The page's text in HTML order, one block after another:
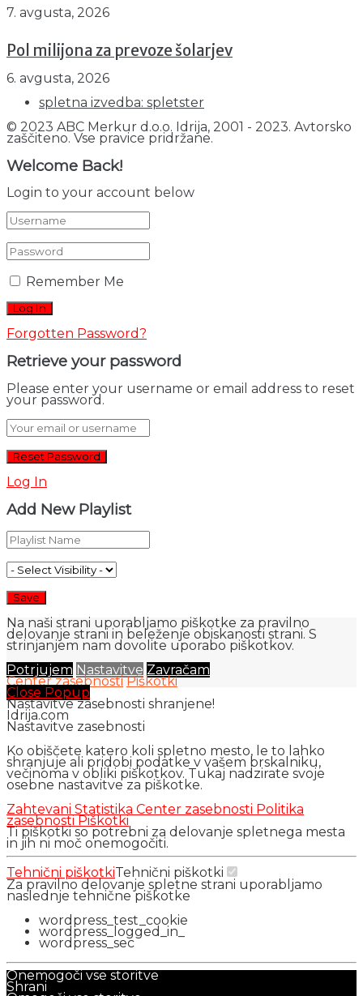
7. avgusta, 2026
Pol milijona za prevoze šolarjev
6. avgusta, 2026
spletna izvedba: spletster
© 2023 ABC Merkur d.o.o. Idrija, 2001 - 2023. Avtorsko
zaščiteno. Vse pravice pridržane.
Welcome Back!
Login to your account below
Remember Me
Forgotten Password?
Retrieve your password
Please enter your username or email address to reset
your password.
Log In
Add New Playlist
Na naši strani uporabljamo piškotke za pravilno
delovanje strani in beleženje obiskanosti strani. S
strinjanjem nam dovolite uporabo piškotkov.
Potrjujem Nastavitve Zavračam
Center zasebnosti Piškotki
Close Popup
Nastavitve zasebnosti shranjene!
Idrija.com
Nastavitve zasebnosti
Ko obiščete katero koli spletno mesto, le to lahko
shranjuje ali pridobi podatke v vašem brskalniku,
večinoma v obliki piškotkov. Tukaj nadzirate svoje
osebne nastavitve za piškotke.
Zahtevani Statistika Center zasebnosti Politika
zasebnosti Piškotki
Ti piškotki so potrebni za delovanje spletnega mesta
in jih ni moč onemogočiti.
Tehnični piškotkiTehnični piškotki
Za pravilno delovanje spletne strani uporabljamo
naslednje tehnične piškotke
wordpress_test_cookie
wordpress_logged_in_
wordpress_sec
Onemogoči vse storitve
Shrani